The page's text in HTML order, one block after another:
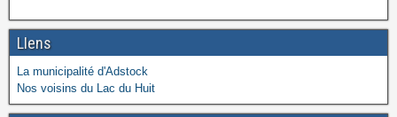
LIens
La municipalité d'Adstock
Nos voisins du Lac du Huit